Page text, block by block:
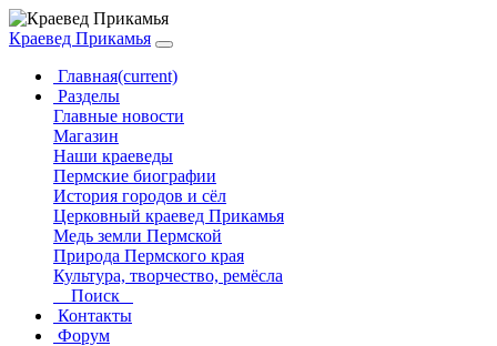
Краевед Прикамья
Главная(current)
Разделы
Главные новости
Магазин
Наши краеведы
Пермские биографии
История городов и сёл
Церковный краевед Прикамья
Медь земли Пермской
Природа Пермского края
Культура, творчество, ремёсла
Поиск
Контакты
Форум